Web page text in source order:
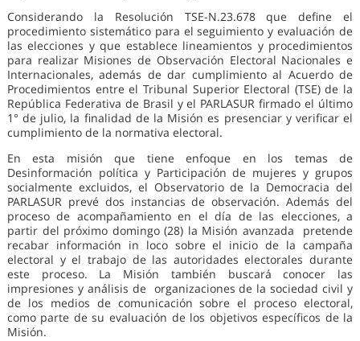
Considerando la Resolución TSE-N.23.678 que define el
procedimiento sistemático para el seguimiento y evaluación de
las elecciones y que establece lineamientos y procedimientos
para realizar Misiones de Observación Electoral Nacionales e
Internacionales, además de dar cumplimiento al Acuerdo de
Procedimientos entre el Tribunal Superior Electoral (TSE) de la
República Federativa de Brasil y el PARLASUR firmado el último
1° de julio, la finalidad de la Misión es presenciar y verificar el
cumplimiento de la normativa electoral.
En esta misión que tiene enfoque en los temas de
Desinformación política y Participación de mujeres y grupos
socialmente excluidos, el Observatorio de la Democracia del
PARLASUR prevé dos instancias de observación. Además del
proceso de acompañamiento en el día de las elecciones, a
partir del próximo domingo (28) la Misión avanzada pretende
recabar información in loco sobre el inicio de la campaña
electoral y el trabajo de las autoridades electorales durante
este proceso. La Misión también buscará conocer las
impresiones y análisis de organizaciones de la sociedad civil y
de los medios de comunicación sobre el proceso electoral,
como parte de su evaluación de los objetivos específicos de la
Misión.